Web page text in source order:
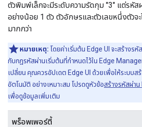
ตัวพิมพ์เล็กจะมีระดับความรัดกุม "3" แต่รหั
อย่างน้อย 1 ตัว ตัวอักษรและตัวเลขหนึ่งตัวจ
มากกว่า
หมายเหตุ: โดยค่าเริ่มต้น Edge UI จะสร้างร
กับกฎรหัสผ่านเริ่มต้นที่กำหนดไว้ใน Edge
เปลี่ยน คุณควรอัปเดต Edge UI ด้วยเพื่อให้ระบบส
อัตโนมัติ อย่างเหมาะสม โปรดดูหัวข้อสร้างรหัสผ่าน
เพื่อดูข้อมูลเพิ่มเติม
พร็อพเพอร์ตี้